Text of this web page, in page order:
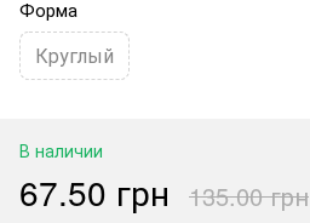
Форма
Круглый
В наличии
67.50 грн 135.00 грн